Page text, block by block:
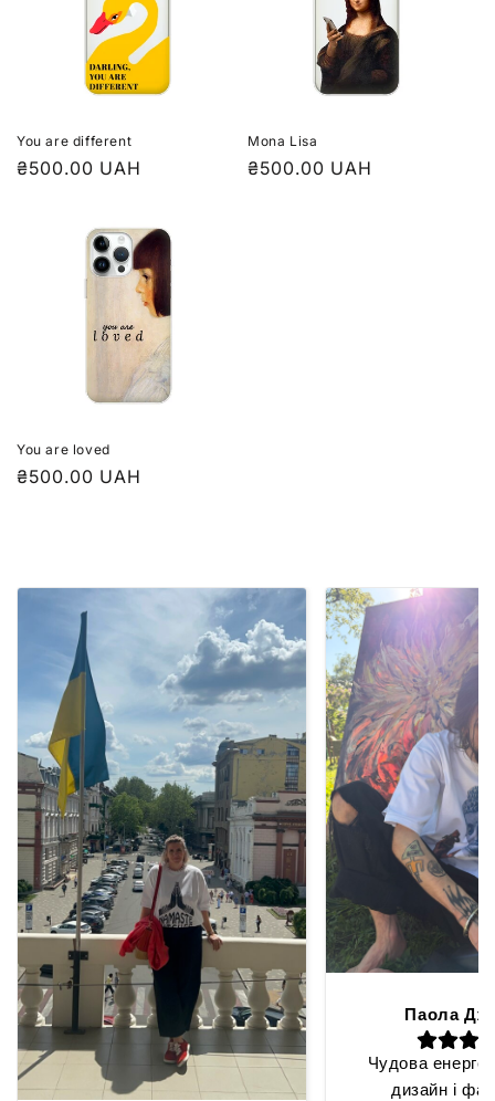
You are different
₴500.00 UAH
Mona Lisa
₴500.00 UAH
You are loved
₴500.00 UAH
Паола
Чудова
дизайн і